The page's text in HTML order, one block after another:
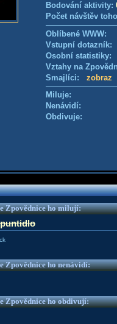
Bodování aktivity:
Počet návštěv
Oblíbené WWW:
Vstupní
Osobní
Vztahy na
Smajlíci: zobraz
Miluje:
Nenávidí:
Obdivuje:
Zpovědnice ho milují:
Zpovědnice ho nenávidí:
Zpovědnice ho obdivují: